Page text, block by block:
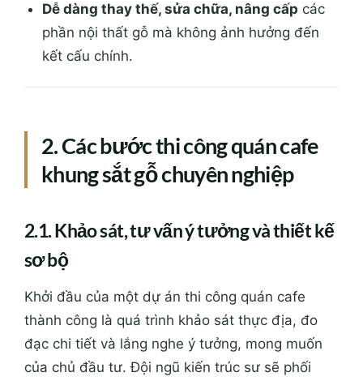
Dễ dàng thay thế, sửa chữa, nâng cấp các
phần nội thất gỗ mà không ảnh hưởng đến
kết cấu chính.
2. Các bước thi công quán cafe
khung sắt gỗ chuyên nghiệp
2.1. Khảo sát, tư vấn ý tưởng và thiết kế
sơ bộ
Khởi đầu của một dự án thi công quán cafe
thành công là quá trình khảo sát thực địa, đo
đạc chi tiết và lắng nghe ý tưởng, mong muốn
của chủ đầu tư. Đội ngũ kiến trúc sư sẽ phối